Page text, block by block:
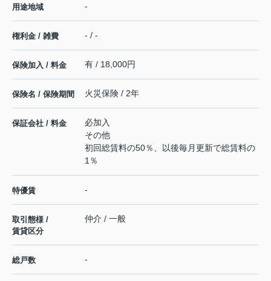
用途地域 -
権利金 / 雑費 - / -
保険加入 / 料金 有 / 18,000円
保険名 / 保険期間 火災保険 / 2年
保証会社 / 料金
必加入
その他
初回総賃料の50％、以後毎月更新で総賃料の
1％
特優賃 -
取引態様 /
賃貸区分
仲介 / 一般
総戸数 -